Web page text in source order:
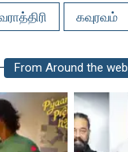
கவுரவம்
From Around the web